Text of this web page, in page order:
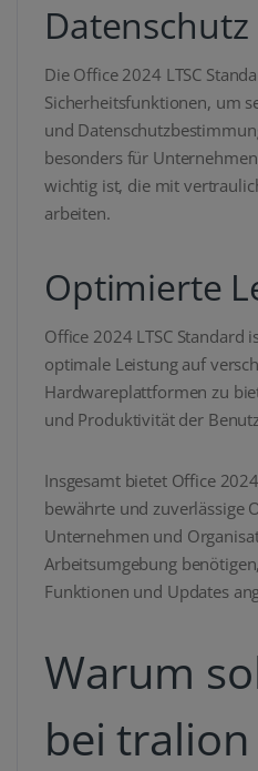
Datenschutz
Die Office 2024 LTSC
Sicherheitsfunktionen, um
und
besonders für
wichtig ist, die mit
arbeiten.
Optimierte
Office 2024 LTSC Standard
optimale Leistung auf
Hardwareplattformen zu
und Produktivität der
Insgesamt bietet Office
bewährte und zuverlässige
Unternehmen und
Arbeitsumgebung
Funktionen und Updates
Warum
bei